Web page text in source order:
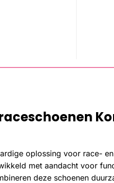
oplossing voor race-
met aandacht voor
deze schoenen